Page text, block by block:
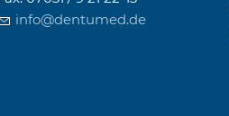
info@dentumed.de